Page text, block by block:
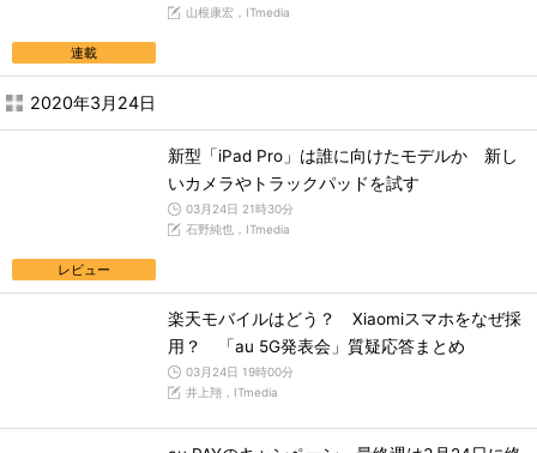
連載
山根康宏，ITmedia
2020年3月24日
レビュー
新型「iPad Pro」は誰に向けたモデルか 新し
いカメラやトラックパッドを試す
03月24日 21時30分
石野純也，ITmedia
楽天モバイルはどう？ Xiaomiスマホをなぜ採
用？ 「au 5G発表会」質疑応答まとめ
03月24日 19時00分
井上翔，ITmedia